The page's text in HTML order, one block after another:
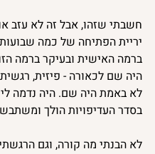
חשבתי שזהו, אבל זה לא עזב
יריית הפתיחה של כמה
ברמה האישית ובעיקר ברמה
היה שם לכאורה - פיזית,
לא באמת היה שם. היה נדמה
בסדר העדיפויות הולך
לא הבנתי מה קורה, וגם